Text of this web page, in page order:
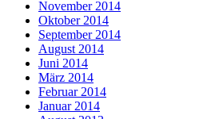
November 2014
Oktober 2014
September 2014
August 2014
Juni 2014
März 2014
Februar 2014
Januar 2014